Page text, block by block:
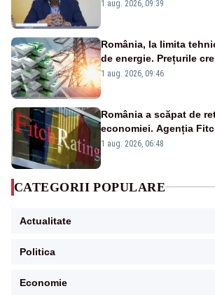
1 aug. 2026, 09:39
România, la limita
de energie. Prețurile
Analiză Realitatea Plus
1 aug. 2026, 09:46
România a scăpat de
economiei. Agenția
„BBB-” cu perspectivă
1 aug. 2026, 06:48
CATEGORII POPULARE
Actualitate
Politica
Economie